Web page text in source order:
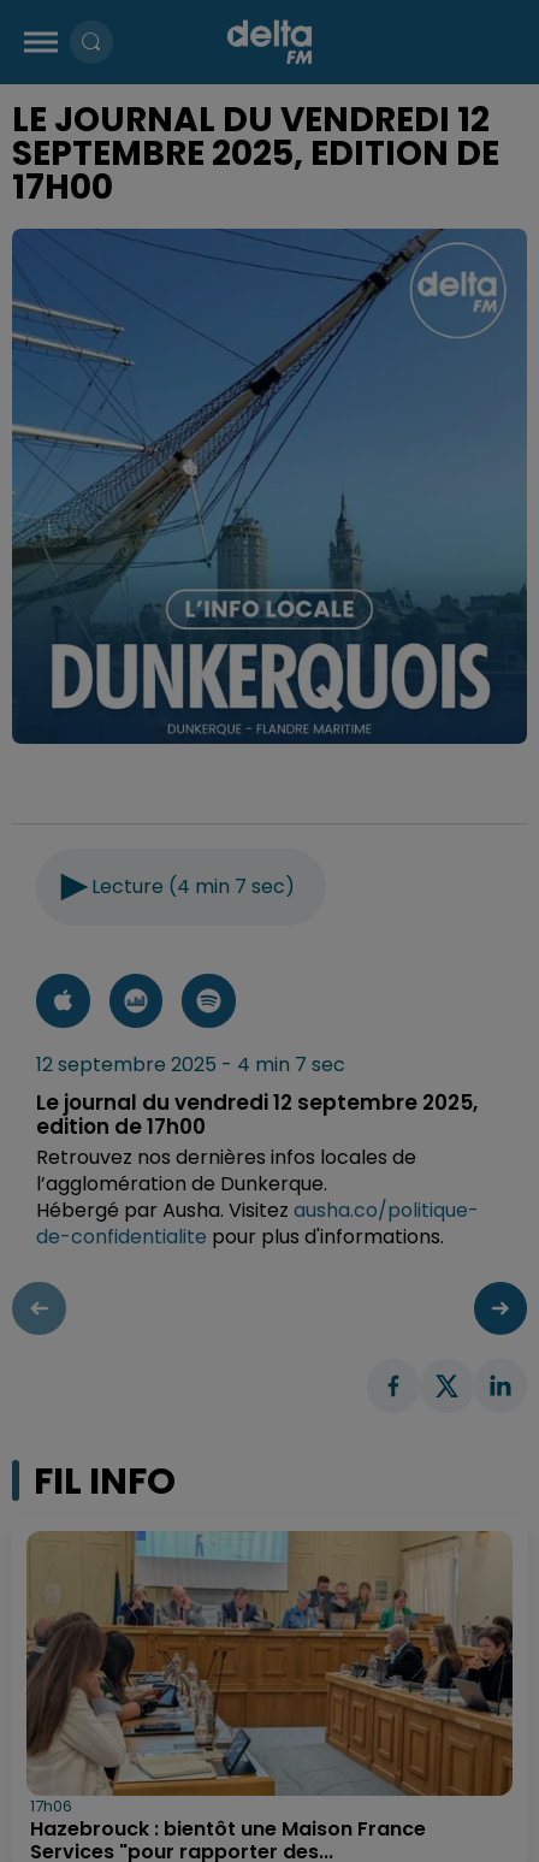
LE JOURNAL DU VENDREDI 12
SEPTEMBRE 2025, EDITION DE
17H00
Lecture (4 min 7 sec)
12 septembre 2025 - 4 min 7 sec
Le journal du vendredi 12 septembre 2025,
edition de 17h00
Retrouvez nos dernières infos locales de
l’agglomération de Dunkerque.
Hébergé par Ausha. Visitez ausha.co/politique-
de-confidentialite pour plus d'informations.
FIL INFO
17h06
Hazebrouck : bientôt une Maison France
Services "pour rapporter des...